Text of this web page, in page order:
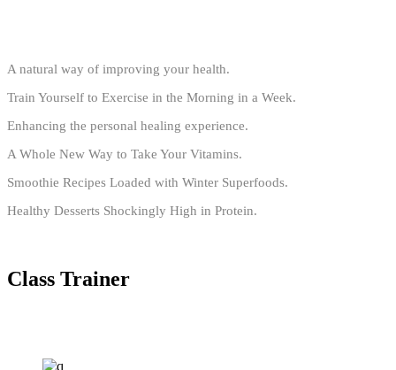
A natural way of improving your health.
Train Yourself to Exercise in the Morning in a Week.
Enhancing the personal healing experience.
A Whole New Way to Take Your Vitamins.
Smoothie Recipes Loaded with Winter Superfoods.
Healthy Desserts Shockingly High in Protein.
Class Trainer